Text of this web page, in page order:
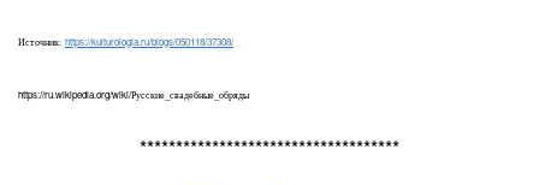
Источник: https://kulturologia.ru/blogs/050118/37308/
https://ru.wikipedia.org/wiki/Русские_свадебные_обряды
************************************